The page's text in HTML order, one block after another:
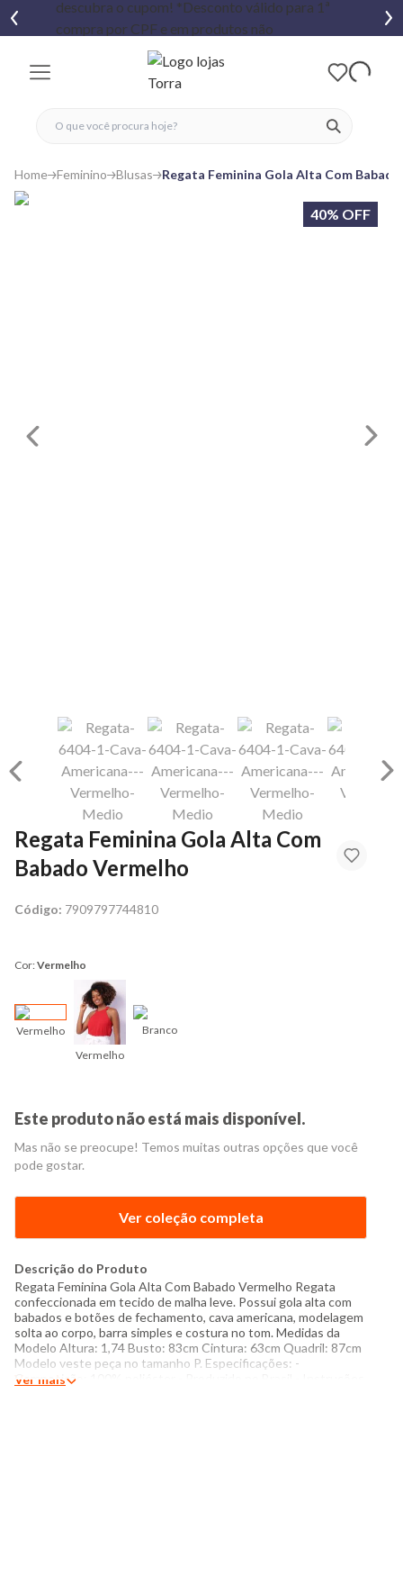
ver
fechar menu
fechar menu
favoritos
Home Feminino Blusas Regata Feminina Gola Alta Com
40% OFF
Regata Feminina Gola Alta Com
Babado Vermelho
Código: 7909797744810
Cor:Vermelho
Vermelho
Vermelho
Branco
Este produto não está mais disponível.
Mas não se preocupe! Temos muitas outras opções que você
pode gostar.
Ver coleção completa
Descrição do Produto
Regata Feminina Gola Alta Com Babado Vermelho Regata
confeccionada em tecido de malha leve. Possui gola alta com
babados e botões de fechamento, cava americana, modelagem
solta ao corpo, barra simples e costura no tom. Medidas da
Modelo Altura: 1,74 Busto: 83cm Cintura: 63cm Quadril: 87cm
Modelo veste peça no tamanho P. Especificações: -
Composição: 100% poliéster - Produzido no Brasil - Instruções
Ver mais